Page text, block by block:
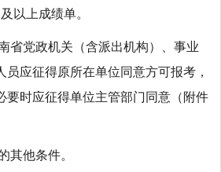
以上成绩单。
省党政机关（含派出机构）、事业
应征得原所在单位同意方可报考，
要时应征得单位主管部门同意（附件
其他条件。